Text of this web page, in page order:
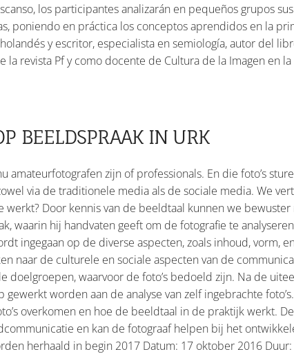
los participantes analizarán en pequeños grupos
poniendo en práctica los conceptos aprendidos en la
y escritor, especialista en semiología, autor del
la revista Pf y como docente de Cultura de la Imagen en
BEELDSPRAAK IN URK
amateurfotografen zijn of professionals. En die foto’s
via de traditionele media als de sociale media. We
Door kennis van de beeldtaal kunnen we bewuster
waarin hij handvaten geeft om de fotografie te
ingegaan op de diverse aspecten, zoals inhoud, vorm,
naar de culturele en sociale aspecten van de
doelgroepen, waarvoor de foto’s bedoeld zijn. Na de
worden aan de analyse van zelf ingebrachte
overkomen en hoe de beeldtaal in de praktijk werkt.
en kan de fotograaf helpen bij het
herhaald in begin 2017 Datum: 17 oktober 2016